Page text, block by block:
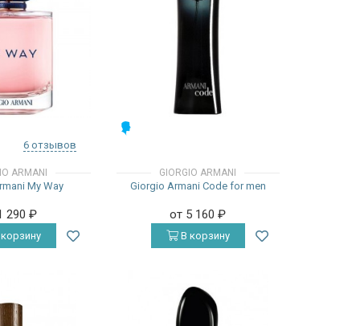
6 отзывов
ARMANI
My Way
290₽
GIORGIO ARMANI
Giorgio Armani Code for men
от 5 160₽
В корзину